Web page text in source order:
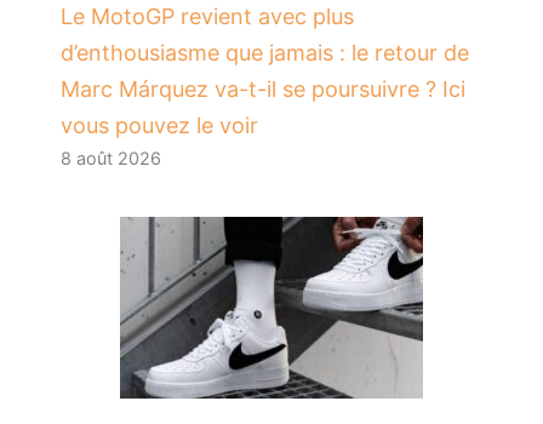
Le MotoGP revient avec plus
d’enthousiasme que jamais : le retour de
Marc Márquez va-t-il se poursuivre ? Ici
vous pouvez le voir
8 août 2026